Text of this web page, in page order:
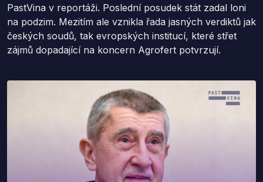
PastVina v reportáži. Poslední posudek stát zadal loni
na podzim. Mezitím ale vznikla řada jasných verdiktů jak
českých soudů, tak evropských institucí, které střet
zájmů dopadající na koncern Agrofert potvrzují.